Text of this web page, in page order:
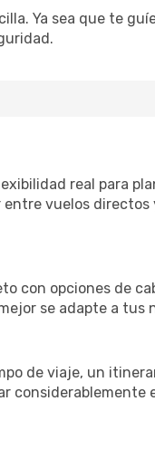
Ya sea que te
real para
vuelos
con opciones de
se adapte a tus
de viaje, un
considerablemente